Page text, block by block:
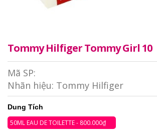
Tommy Hilfiger Tommy Girl 10
Mã SP:
Nhãn hiệu: Tommy Hilfiger
Dung Tích
50ML EAU DE TOILETTE - 800.000₫